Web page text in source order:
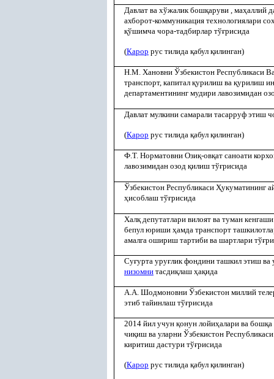
Давлат ва хўжалик бошқаруви , маҳаллий
ахборот-коммуникация технологиялари со
қўшимча чора-тадбирлар тўғрисида
(Қарор рус тилида қабул қилинган)
Н.М. Хановни Ўзбекистон Республикаси
транспорт, капитал қурилиш ва қурилиш
департаментининг мудири лавозимидан
Давлат мулкини самарали тасарруф этиш
(Қарор рус тилида қабул қилинган)
Ф.Т. Норматовни Озиқ-овқат саноати
лавозимидан озод қилиш тўғрисида
Ўзбекистон Республикаси Ҳукуматининг
ҳисоблаш тўғрисида
Халқдепутатлари вилоят ва туман
бепул юриши ҳамда транспорт
амалга ошириш тартиби ва шартлари тўғ
Суғурта уруғлик фондини ташкил этиш ва
низомни тасдиқлаш ҳақида
А.А. Шодмоновни Ўзбекистон миллий
этиб тайинлаш тўғрисида
2014 йил учун қонун лойиҳалари ва бошқа
чиқиш ва уларни Ўзбекистон
киритиш дастури тўғрисида
(Қарор рус тилида қабул қилинган)